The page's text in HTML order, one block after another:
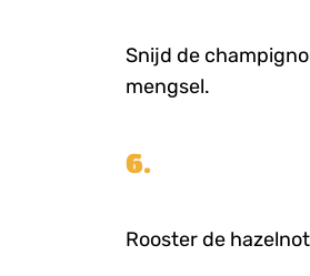
Snijd de
mengsel.
6.
Rooster de